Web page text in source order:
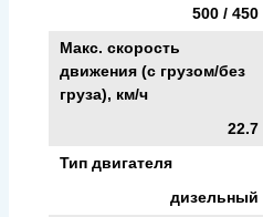
500 / 450
Макс. скорость
движения (с грузом/без
груза), км/ч
22.7
Тип двигателя
дизельный